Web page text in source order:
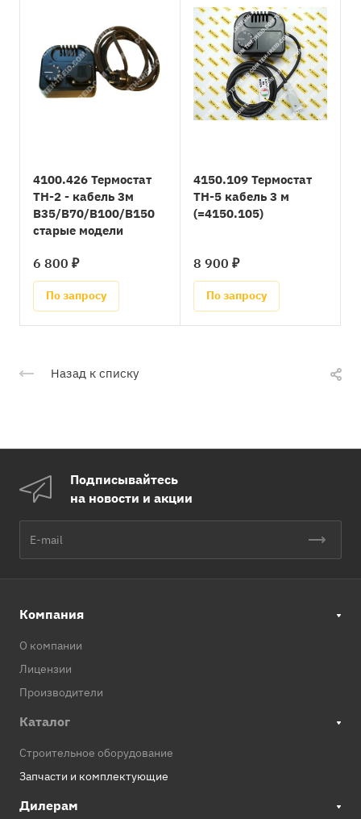
4100.426 Термостат
TH-2 - кабель 3м
B35/B70/B100/B150
старые модели
6 800 ₽
По запросу
4150.109 Термостат
TH-5 кабель 3 м
(=4150.105)
8 900 ₽
По запросу
Назад к списку
Подписывайтесь
на новости и акции
Компания
О компании
Лицензии
Производители
Каталог
Строительное оборудование
Запчасти и комплектующие
Дилерам